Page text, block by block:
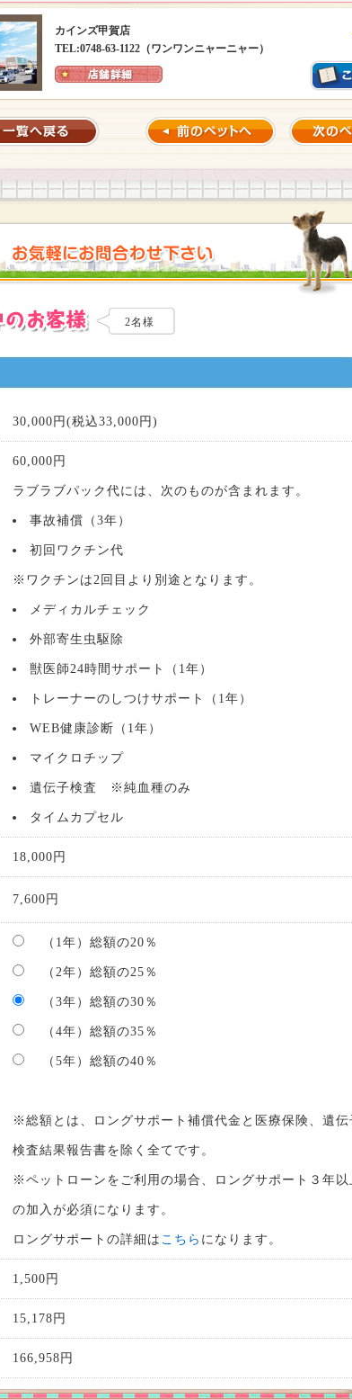
いたしております。（税込33,000円）
カインズ甲賀店
TEL:0748-63-1122（ワンワンニャーニャー）
2名様
30,000円(税込33,000円)
60,000 円
ラブラブパック代には、次のものが含まれます。
事故補償（3年）
初回ワクチン代
※ワクチンは2回目より別途となります。
メディカルチェック
外部寄生虫駆除
獣医師24時間サポート（1年）
トレーナーのしつけサポート（1年）
WEB健康診断（1年）
マイクロチップ
遺伝子検査 ※純血種のみ
タイムカプセル
18,000 円
7,600 円
（1年）総額の20％
（2年）総額の25％
（3年）総額の30％
（4年）総額の35％
（5年）総額の40％
※総額とは、ロングサポート補償代金と医療保険、遺伝
検査結果報告書を除く全てです。
※ペットローンをご利用の場合、ロングサポート３年以
の加入が必須になります。
ロングサポートの詳細は こちら になります。
1,500円
15,178 円
166,958 円